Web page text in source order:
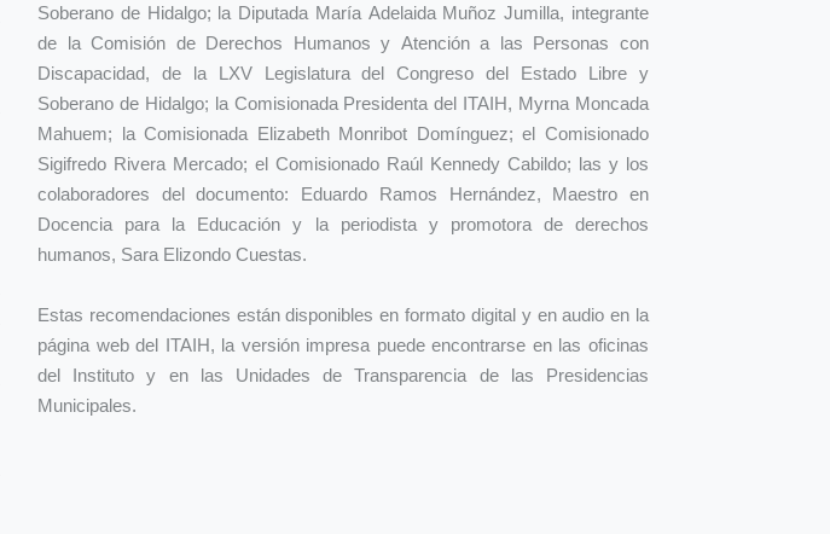
Soberano de Hidalgo; la Diputada María Adelaida Muñoz Jumilla, integrante
de la Comisión de Derechos Humanos y Atención a las Personas con
Discapacidad, de la LXV Legislatura del Congreso del Estado Libre y
Soberano de Hidalgo; la Comisionada Presidenta del ITAIH, Myrna Moncada
Mahuem; la Comisionada Elizabeth Monribot Domínguez; el Comisionado
Sigifredo Rivera Mercado; el Comisionado Raúl Kennedy Cabildo; las y los
colaboradores del documento: Eduardo Ramos Hernández, Maestro en
Docencia para la Educación y la periodista y promotora de derechos
humanos, Sara Elizondo Cuestas.
Estas recomendaciones están disponibles en formato digital y en audio en la
página web del ITAIH, la versión impresa puede encontrarse en las oficinas
del Instituto y en las Unidades de Transparencia de las Presidencias
Municipales.